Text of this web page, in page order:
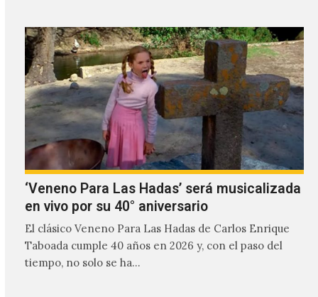
‘Veneno Para Las Hadas’ será musicalizada
en vivo por su 40° aniversario
El clásico Veneno Para Las Hadas de Carlos Enrique
Taboada cumple 40 años en 2026 y, con el paso del
tiempo, no solo se ha…